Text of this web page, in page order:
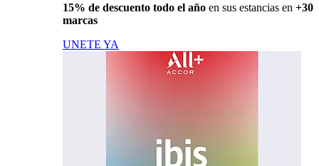
15% de descuento todo el año en sus estancias en +30
marcas
UNETE YA